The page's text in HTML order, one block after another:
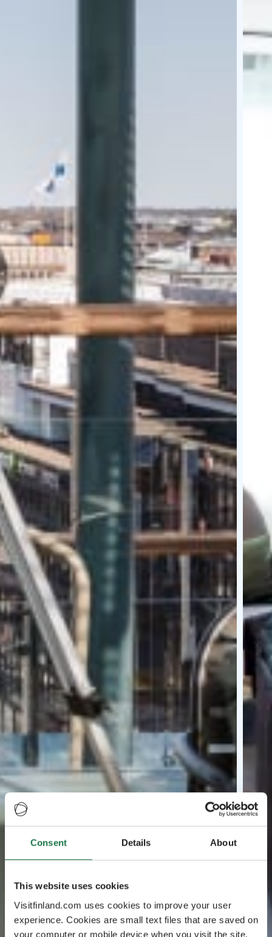
Consent Details About
This website uses cookies
Visitfinland.com uses cookies to improve your user
experience. Cookies are small text files that are saved on
your computer or mobile device when you visit the site.